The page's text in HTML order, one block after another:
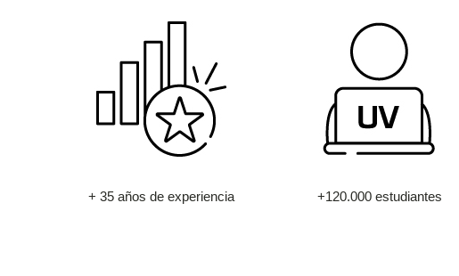
+ 35 años de experiencia +120.000 estudiantes